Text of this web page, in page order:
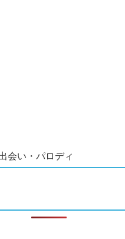
会い・パロディ